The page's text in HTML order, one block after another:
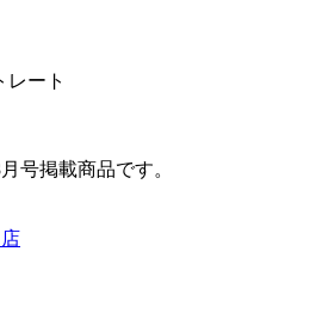
ート
号掲載商品です。